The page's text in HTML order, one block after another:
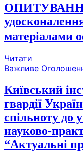
матеріалами
Читати
Важливе
Київський
гвардії
спільноту до
науково-
“Актуальні